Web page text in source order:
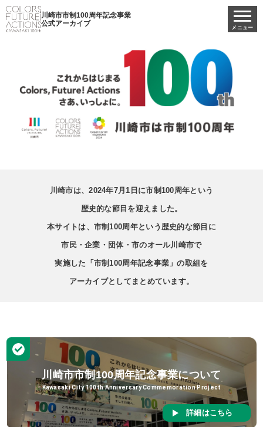
川崎市市制100周年記念事業
公式アーカイブ
メニュー
川崎市は、2024年7月1日に市制100周年という
歴史的な節目を迎えました。
本サイトは、市制100周年という歴史的な節目に
市民・企業・団体・市のオール川崎市で
実施した「市制100周年記念事業」の取組を
アーカイブとしてまとめています。
川崎市市制100周年記念事業について
Kawasaki City 100th Anniversary Commemoration Project
詳細はこちら